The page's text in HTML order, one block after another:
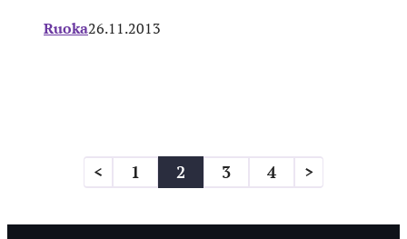
Ruoka26.11.2013
Artikkelien
sivutus
< 1 2 3 4 >